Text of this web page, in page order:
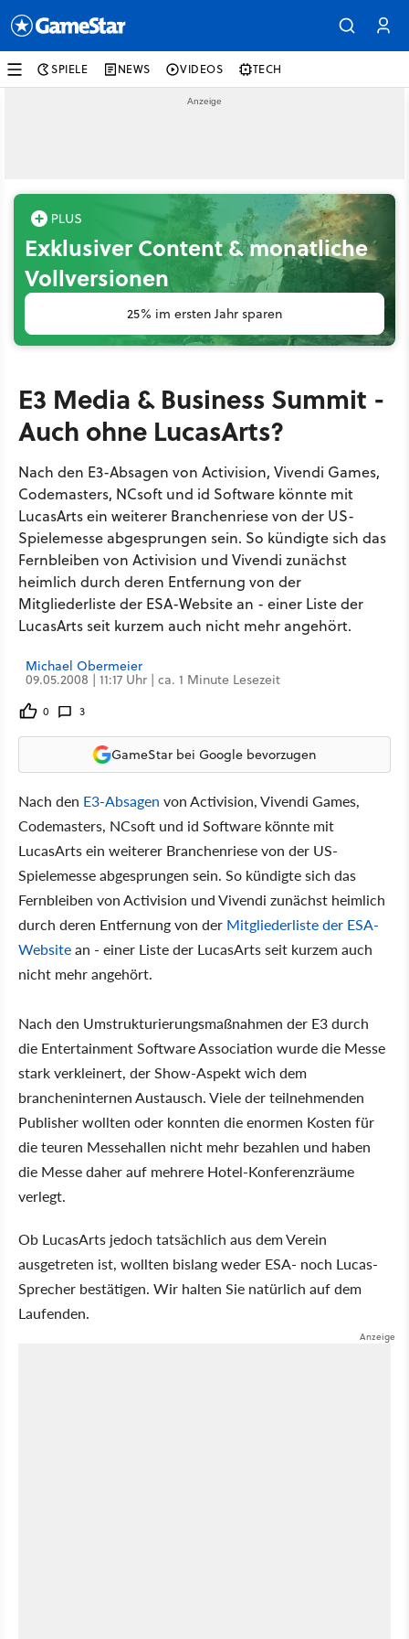
SPIELE NEWS VIDEOS TECH
Exklusiver Content & monatliche
Vollversionen
25% im ersten Jahr sparen
E3 Media & Business Summit -
Auch ohne LucasArts?
Nach den E3-Absagen von Activision, Vivendi Games,
Codemasters, NCsoft und id Software könnte mit
LucasArts ein weiterer Branchenriese von der US-
Spielemesse abgesprungen sein. So kündigte sich das
Fernbleiben von Activision und Vivendi zunächst
heimlich durch deren Entfernung von der
Mitgliederliste der ESA-Website an - einer Liste der
LucasArts seit kurzem auch nicht mehr angehört.
Michael Obermeier
09.05.2008 | 11:17 Uhr | ca. 1 Minute Lesezeit
0 3
GameStar bei Google bevorzugen
Nach den E3-Absagen von Activision, Vivendi Games,
Codemasters, NCsoft und id Software könnte mit
LucasArts ein weiterer Branchenriese von der US-
Spielemesse abgesprungen sein. So kündigte sich das
Fernbleiben von Activision und Vivendi zunächst heimlich
durch deren Entfernung von der Mitgliederliste der ESA-
Websitean - einer Liste der LucasArts seit kurzem auch
nicht mehr angehört.
Nach den Umstrukturierungsmaßnahmen der E3 durch
die Entertainment Software Association wurde die Messe
stark verkleinert, der Show-Aspekt wich dem
brancheninternen Austausch. Viele der teilnehmenden
Publisher wollten oder konnten die enormen Kosten für
die teuren Messehallen nicht mehr bezahlen und haben
die Messe daher auf mehrere Hotel-Konferenzräume
verlegt.
Ob LucasArts jedoch tatsächlich aus dem Verein
ausgetreten ist, wollten bislang weder ESA- noch Lucas-
Sprecher bestätigen. Wir halten Sie natürlich auf dem
Laufenden.